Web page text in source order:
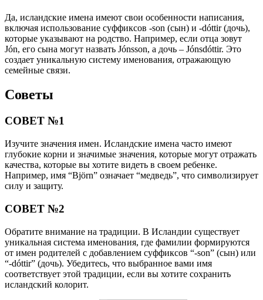
Да, исландские имена имеют свои особенности написания,
включая использование суффиксов -son (сын) и -dóttir (дочь),
которые указывают на родство. Например, если отца зовут
Jón, его сына могут назвать Jónsson, а дочь – Jónsdóttir. Это
создает уникальную систему именования, отражающую
семейные связи.
Советы
СОВЕТ №1
Изучите значения имен. Исландские имена часто имеют
глубокие корни и значимые значения, которые могут отражать
качества, которые вы хотите видеть в своем ребенке.
Например, имя “Björn” означает “медведь”, что символизирует
силу и защиту.
СОВЕТ №2
Обратите внимание на традиции. В Исландии существует
уникальная система именования, где фамилии формируются
от имен родителей с добавлением суффиксов “-son” (сын) или
“-dóttir” (дочь). Убедитесь, что выбранное вами имя
соответствует этой традиции, если вы хотите сохранить
исландский колорит.